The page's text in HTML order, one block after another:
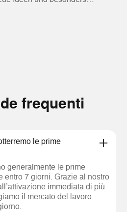
frequenti
le prime
generalmente le prime
entro 7 giorni. Grazie al nostro
immediata di più
il mercato del lavoro